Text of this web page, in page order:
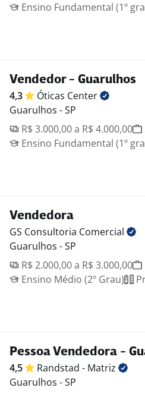
Ensino Fundamental (1º
Vendedor - Guarulhos
4,3 Óticas Center
Guarulhos - SP
R$ 3.000,00 a R$ 4.000,00
Ensino Fundamental (1º
Vendedora
GS Consultoria Comercial
Guarulhos - SP
R$ 2.000,00 a R$ 3.000,00
Ensino Médio (2º Grau)
Pessoa Vendedora -
4,5 Randstad - Matriz
Guarulhos - SP